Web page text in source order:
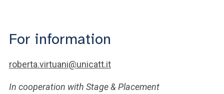
For information
roberta.virtuani@unicatt.it
In cooperation with Stage & Placement